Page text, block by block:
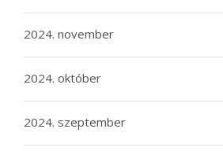
2024. november
2024. október
2024. szeptember